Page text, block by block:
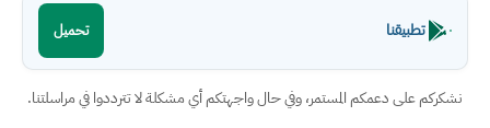
تطبيقنا تحميل
نشكركم على دعمكم المستمر، وفي حال واجهتكم أي مشكلة لا تترددوا في مراسلتنا.